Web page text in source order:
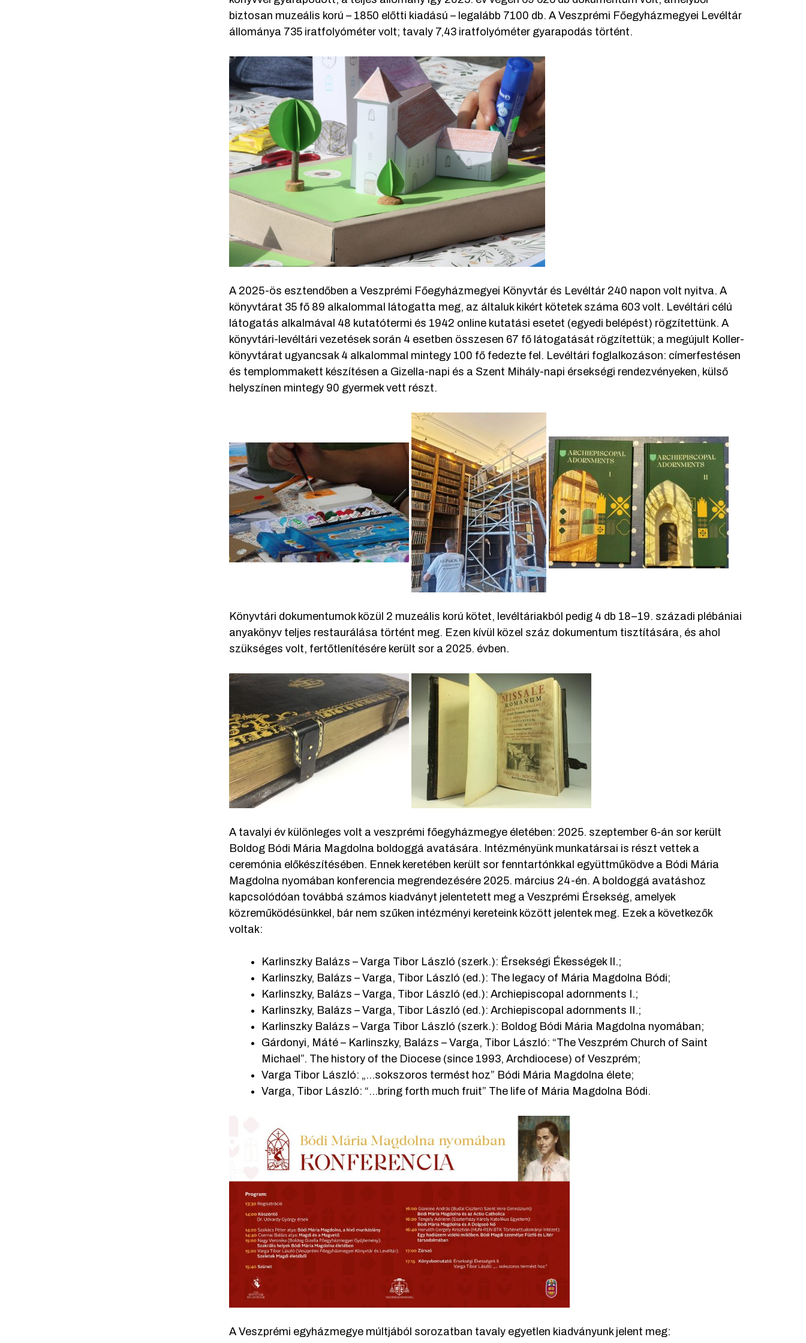
biztosan muzeális korú – 1850 előtti kiadású – legalább 7100 db. A Veszprémi Főegyházmegyei Levéltár
állománya 735 iratfolyóméter volt; tavaly 7,43 iratfolyóméter gyarapodás történt.
A 2025-ös esztendőben a Veszprémi Főegyházmegyei Könyvtár és Levéltár 240 napon volt nyitva. A
könyvtárat 35 fő 89 alkalommal látogatta meg, az általuk kikért kötetek száma 603 volt. Levéltári célú
látogatás alkalmával 48 kutatótermi és 1942 online kutatási esetet (egyedi belépést) rögzítettünk. A
könyvtári-levéltári vezetések során 4 esetben összesen 67 fő látogatását rögzítettük; a megújult Koller-
könyvtárat ugyancsak 4 alkalommal mintegy 100 fő fedezte fel. Levéltári foglalkozáson: címerfestésen
és templommakett készítésen a Gizella-napi és a Szent Mihály-napi érsekségi rendezvényeken, külső
helyszínen mintegy 90 gyermek vett részt.
Könyvtári dokumentumok közül 2 muzeális korú kötet, levéltáriakból pedig 4 db 18–19. századi plébániai
anyakönyv teljes restaurálása történt meg. Ezen kívül közel száz dokumentum tisztítására, és ahol
szükséges volt, fertőtlenítésére került sor a 2025. évben.
A tavalyi év különleges volt a veszprémi főegyházmegye életében: 2025. szeptember 6-án sor került
Boldog Bódi Mária Magdolna boldoggá avatására. Intézményünk munkatársai is részt vettek a
ceremónia előkészítésében. Ennek keretében került sor fenntartónkkal együttműködve a Bódi Mária
Magdolna nyomában konferencia megrendezésére 2025. március 24-én. A boldoggá avatáshoz
kapcsolódóan továbbá számos kiadványt jelentetett meg a Veszprémi Érsekség, amelyek
közreműködésünkkel, bár nem szűken intézményi kereteink között jelentek meg. Ezek a következők
voltak:
Karlinszky Balázs – Varga Tibor László (szerk.): Érsekségi Ékességek II.;
Karlinszky, Balázs – Varga, Tibor László (ed.): The legacy of Mária Magdolna Bódi;
Karlinszky, Balázs – Varga, Tibor László (ed.): Archiepiscopal adornments I.;
Karlinszky, Balázs – Varga, Tibor László (ed.): Archiepiscopal adornments II.;
Karlinszky Balázs – Varga Tibor László (szerk.): Boldog Bódi Mária Magdolna nyomában;
Gárdonyi, Máté – Karlinszky, Balázs – Varga, Tibor László: “The Veszprém Church of Saint
Michael”. The history of the Diocese (since 1993, Archdiocese) of Veszprém;
Varga Tibor László: „…sokszoros termést hoz” Bódi Mária Magdolna élete;
Varga, Tibor László: “…bring forth much fruit” The life of Mária Magdolna Bódi.
A Veszprémi egyházmegye múltjából sorozatban tavaly egyetlen kiadványunk jelent meg: